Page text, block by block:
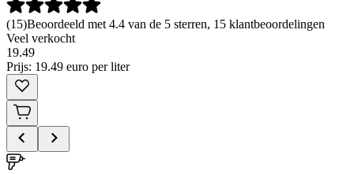
(15)Beoordeeld met 4.4 van de 5 sterren, 15 klantbeoordelingen
Veel verkocht
19.49
Prijs: 19.49 euro per liter